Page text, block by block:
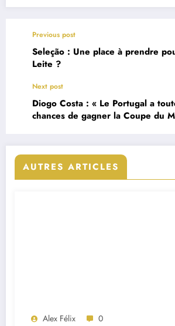
Previous post
Seleção : Une place à prendre
Leite ?
Next post
Diogo Costa : « Le Portugal a
chances de gagner la Coupe du
AUTRES ARTICLES
Alex Félix 0